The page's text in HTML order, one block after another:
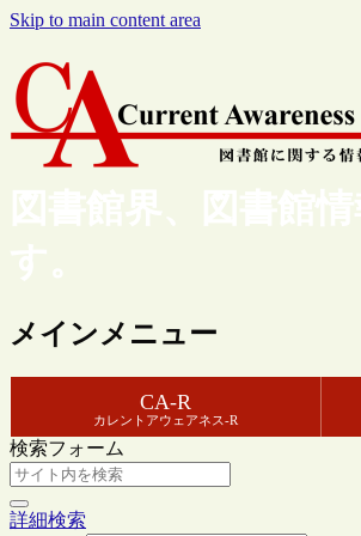
Skip to main content area
図書館界、図書館
す。
メインメニュー
CA-R
カレントアウェアネス-R
検索フォーム
詳細検索